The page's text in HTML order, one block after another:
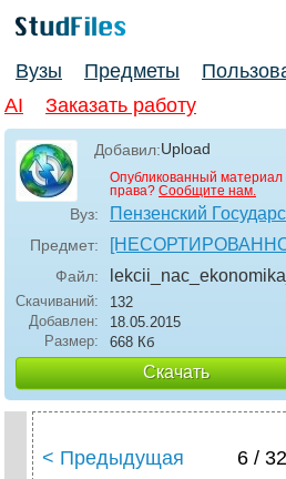
Вузы Предметы
AI
Заказать работу
Добавил:Upload
Опубликованный
права? Сообщите нам.
Вуз: Пензенский
Предмет:
Файл:
Скачиваний:
132
Добавлен:
18.05.2015
Размер:
668 Кб
Скачать
< Предыдущая 6 / 32